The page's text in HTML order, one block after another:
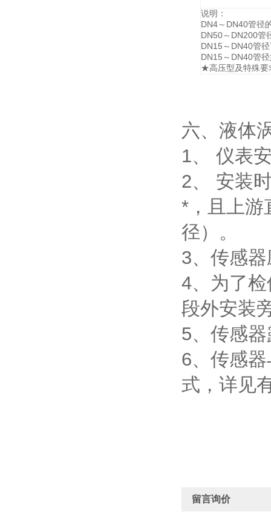
说明：
DN4～DN40管径
DN50～DN200管
DN15 ～DN40管
DN15 ～DN40管
★高压型及特殊要
六、液体
1、 仪表
2、 安装
*，且上游
径）。
3、传感
4、为了
段外安装
5、传感
6、传感
式，详见
留言询价